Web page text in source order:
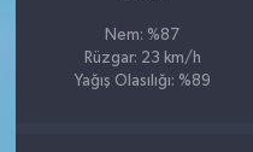
Nem: %87
Rüzgar: 23 km/h
Yağış Olasılığı: %89